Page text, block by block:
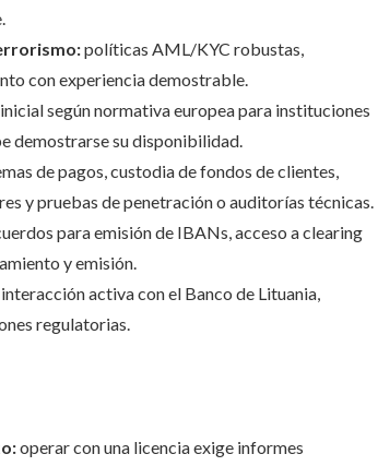
políticas AML/KYC robustas,
con experiencia demostrable.
según normativa europea para instituciones
demostrarse su disponibilidad.
de pagos, custodia de fondos de clientes,
y pruebas de penetración o auditorías técnicas.
para emisión de IBANs, acceso a clearing
y emisión.
interacción activa con el Banco de Lituania,
regulatorias.
operar con una licencia exige informes